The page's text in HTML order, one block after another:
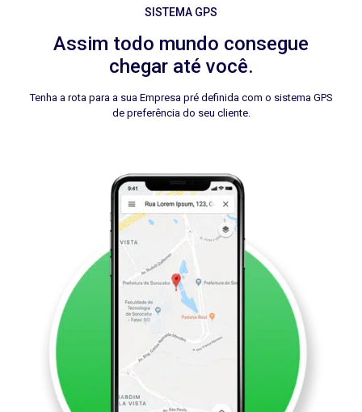
SISTEMA GPS
Assim todo mundo consegue
chegar até você.
Tenha a rota para a sua Empresa pré definida com o sistema GPS
de preferência do seu cliente.